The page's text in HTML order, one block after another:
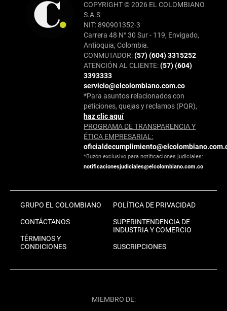
COPYRIGHT © 2026 EL COLOMBIANO
S.A.S
NIT: 890901352-3
Carrera 48 N° 30 Sur - 119, Envigado,
Antioquia, Colombia.
CONMUTADOR:(57) (604) 3315252
ATENCIÓN AL CLIENTE:(57) (604)
3393333
servicio@elcolombiano.com.co
*Para asuntos relacionados con
peticiones, quejas y reclamos (PQR),
haz clic aquí
PROGRAMA DE TRANSPARENCIA Y
ÉTICA EMPRESARIAL:
*Buzón exclusivo para notificaciones judiciales:
notificacionesjudiciales@elcolombiano.com.co
GRUPO EL COLOMBIANO
CONTÁCTANOS
TÉRMINOS Y
CONDICIONES
POLÍTICA DE PRIVACIDAD
SUPERINTENDENCIA DE
INDUSTRIA Y COMERCIO
SUSCRIPCIONES
MIEMBRO DE: